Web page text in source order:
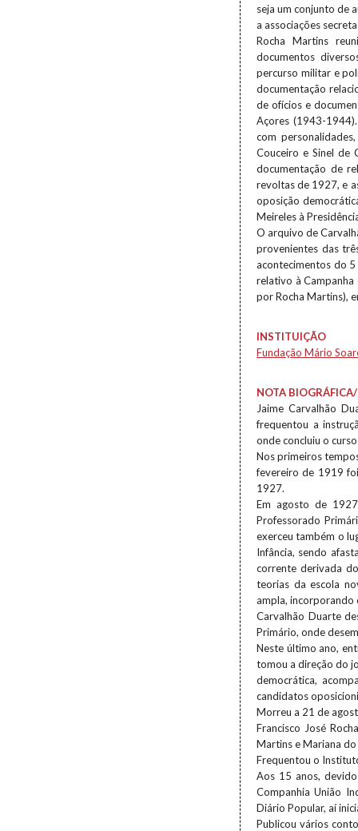
seja um conjunto de
a associações
Rocha Martins
documentos
percurso militar e
documentação
de ofícios e
Açores (1943-
com
Couceiro e Sinel de
documentação de
revoltas de 1927, e
oposição
Meireles à
O arquivo de
provenientes das
acontecimentos do
relativo à Campanha
por Rocha Martins),
INSTITUIÇÃO
Fundação Mário
NOTA
Jaime Carvalhão
frequentou a
onde concluiu o
Nos primeiros
fevereiro de 1919
1927.
Em agosto de
Professorado
exerceu também o
Infância, sendo
corrente derivada
teorias da escola
ampla, incorporando
Carvalhão Duarte
Primário, onde
Neste último ano,
tomou a direção do
democrática,
candidatos
Morreu a 21 de
Francisco José
Martins e Mariana
Frequentou o
Aos 15 anos,
Companhia União
Diário Popular, aí
Publicou vários